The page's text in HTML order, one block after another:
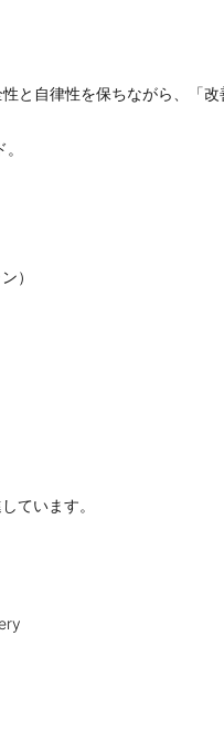
と自律性を保ちながら、「
）
ています。